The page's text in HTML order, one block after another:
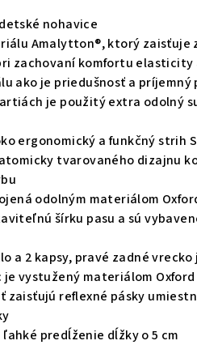
nohavice
Amalytton®, ktorý zaisťuje
zachovaní komfortu
ako je priedušnosť a príjemný
je použitý extra odolný
ergonomický a funkčný strih
tvarovaného dizajnu
odolným materiálom
šírku pasu a sú
a 2 kapsy, pravé zadné
je vystužený materiálom
zaisťujú reflexné pásky
predĺženie dĺžky o 5 cm